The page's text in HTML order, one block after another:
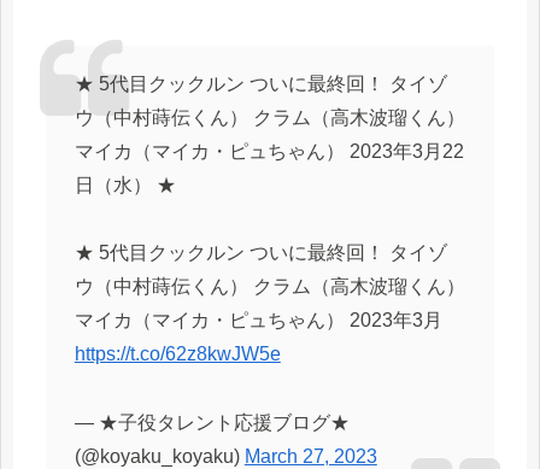
★ 5代目クックルン ついに最終回！ タイゾ
ウ（中村蒔伝くん） クラム（高木波瑠くん）
マイカ（マイカ・ピュちゃん） 2023年3月22
日（水） ★
★ 5代目クックルン ついに最終回！ タイゾ
ウ（中村蒔伝くん） クラム（高木波瑠くん）
マイカ（マイカ・ピュちゃん） 2023年3月
https://t.co/62z8kwJW5e
— ★子役タレント応援ブログ★
(@koyaku_koyaku) March 27, 2023